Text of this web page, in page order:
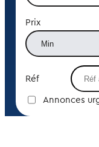
Prix
Réf
Annonces